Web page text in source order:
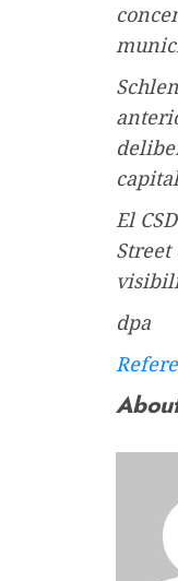
El
Street
dpa